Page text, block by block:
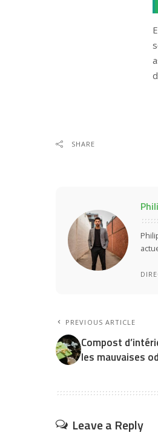
SHARE
PREVIOUS ARTICLE
Compost
les mauvaises
Leave a Reply